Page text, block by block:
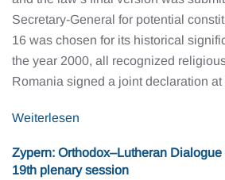
Secretary-General for potential
16 was chosen for its historical
the year 2000, all recognized
Romania signed a joint declaration
Weiterlesen
Zypern: Orthodox–Lutheran
19th plenary session